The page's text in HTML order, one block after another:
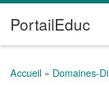
Passer au contenu
PortailEduc
Accueil » Domaines-